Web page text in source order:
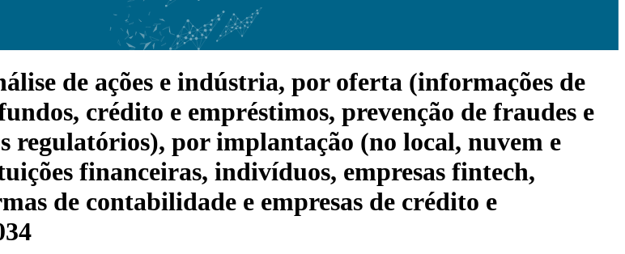
de ações e indústria, por oferta (informações de
crédito e empréstimos, prevenção de fraudes e
regulatórios), por implantação (no local, nuvem e
financeiras, indivíduos, empresas fintech,
de contabilidade e empresas de crédito e